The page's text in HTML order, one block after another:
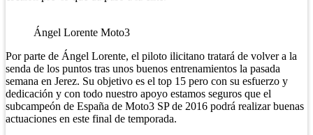
Ángel Lorente Moto3
Por parte de Ángel Lorente, el piloto ilicitano tratará de volver a la
senda de los puntos tras unos buenos entrenamientos la pasada
semana en Jerez. Su objetivo es el top 15 pero con su esfuerzo y
dedicación y con todo nuestro apoyo estamos seguros que el
subcampeón de España de Moto3 SP de 2016 podrá realizar buenas
actuaciones en este final de temporada.